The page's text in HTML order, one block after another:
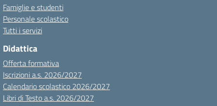
Famiglie e studenti
Personale scolastico
Tutti i servizi
Didattica
Offerta formativa
Iscrizioni a.s. 2026/2027
Calendario scolastico 2026/2027
Libri di Testo a.s. 2026/2027